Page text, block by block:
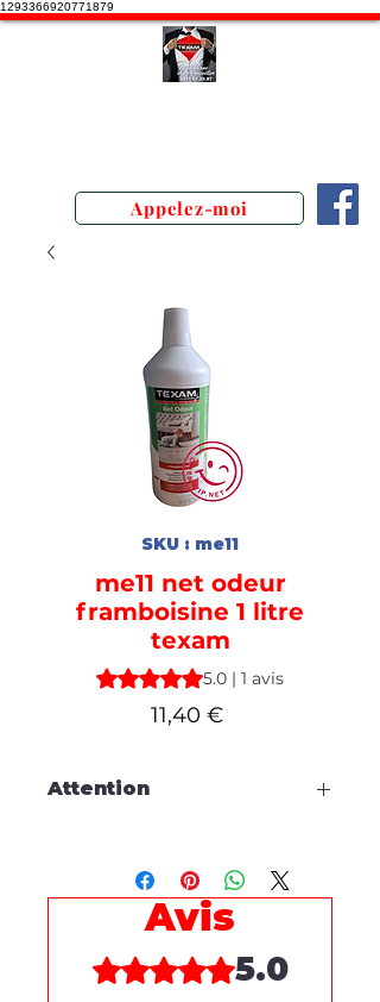
1293366920771879
Appelez-moi
SKU : me11
me11 net odeur
framboisine 1 litre
texam
La note est de 5.0 sur cinq étoiles
5.0 | 1 avis
11,40 €Prix
Attention
d'information, aucune
commande en ligne.
ou demande de démonstration,
merci de prendre contact
Avis
Noté 5 sur 5. 5.0